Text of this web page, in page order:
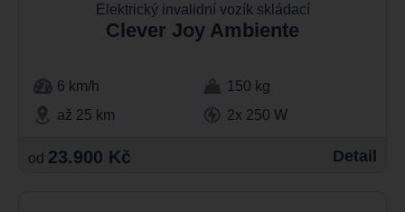
Elektrický invalidní vozík skládací
Clever Joy Ambiente
6 km/h
150 kg
až 25 km
2x 250 W
od 23.900 Kč Detail